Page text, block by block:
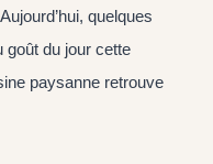
quelques
goût du jour cette
paysanne retrouve